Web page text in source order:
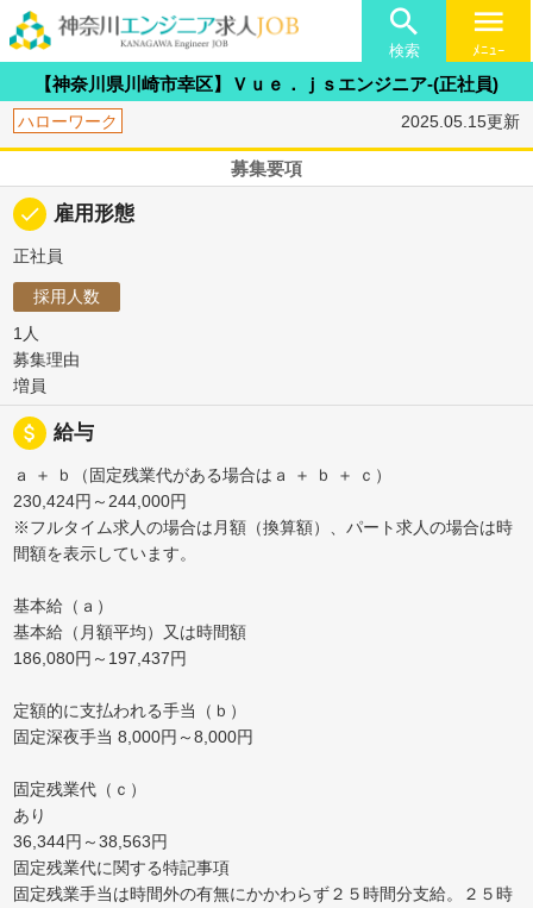

検索
menu
ﾒﾆｭｰ
【神奈川県川崎市幸区】Ｖｕｅ．ｊｓエンジニア-(正社員)
ハローワーク 2025.05.15更新
募集要項
done 雇用形態
正社員
採用人数
1人
募集理由
増員
attach_money 給与
ａ ＋ ｂ（固定残業代がある場合はａ ＋ ｂ ＋ ｃ）
230,424円～244,000円
※フルタイム求人の場合は月額（換算額）、パート求人の場合は時
間額を表示しています。
基本給（ａ）
基本給（月額平均）又は時間額
186,080円～197,437円
定額的に支払われる手当（ｂ）
固定深夜手当 8,000円～8,000円
固定残業代（ｃ）
あり
36,344円～38,563円
固定残業代に関する特記事項
固定残業手当は時間外の有無にかかわらず２５時間分支給。２５時